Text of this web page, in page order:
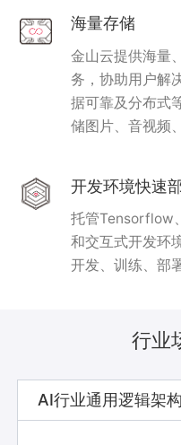
海量存储
金山云提供海量
务，协助用户解
据可靠及分布式
储图片、音视频
开发环境快速
托管Tensorflow
和交互式开发环
开发、训练、部
行业
AI行业通用逻辑架